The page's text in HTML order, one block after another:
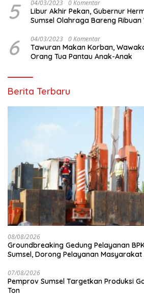
5 04/03/2023 0 Komentar
Libur Akhir Pekan, Gubernur
Sumsel Olahraga Bareng Ribuan
6 04/03/2023 0 Komentar
Tawuran Makan Korban,
Orang Tua Pantau Anak-Anak
Berita Terbaru
08/08/2026
Groundbreaking Gedung Pelayanan
Sumsel, Dorong Pelayanan
07/08/2026
Pemprov Sumsel Targetkan Produksi
Ton